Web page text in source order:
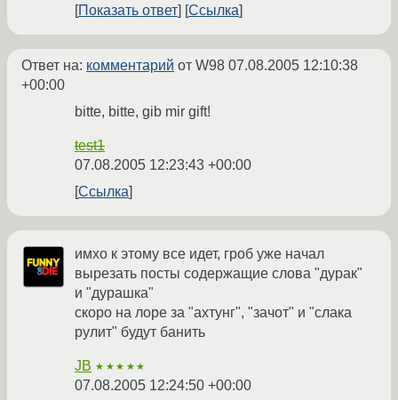
Показать ответ
Ссылка
Ответ на: комментарий от W98 07.08.2005 12:10:38
+00:00
bitte, bitte, gib mir gift!
test1
07.08.2005 12:23:43 +00:00
Ссылка
имхо к этому все идет, гроб уже начал
вырезать посты содержащие слова "дурак"
и "дурашка"
скоро на лоре за "ахтунг", "зачот" и "слака
рулит" будут банить
JB ★★★★★
07.08.2005 12:24:50 +00:00